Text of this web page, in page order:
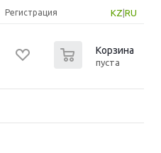
KZ RU
Регистрация
Корзина
пуста